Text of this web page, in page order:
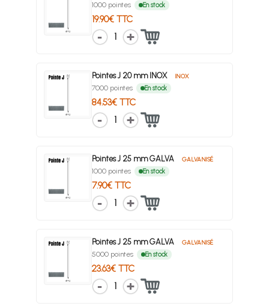
1000 pointes En stock
19.90€ TTC
1
Pointes J 20 mm INOX INOX
7000 pointes En stock
84.53€ TTC
1
Pointes J 25 mm GALVA GALVANISÉ
1000 pointes En stock
7.90€ TTC
1
Pointes J 25 mm GALVA GALVANISÉ
5000 pointes En stock
23.63€ TTC
1